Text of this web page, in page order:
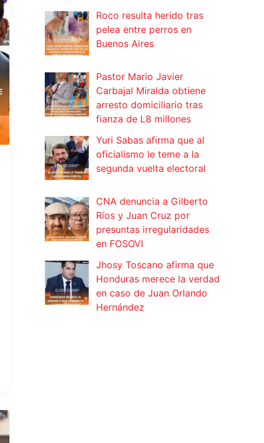
Roco resulta herido tras
pelea entre perros en
Buenos Aires
Pastor Mario Javier
Carbajal Miralda obtiene
arresto domiciliario tras
fianza de L8 millones
Yuri Sabas afirma que al
oficialismo le teme a la
segunda vuelta electoral
CNA denuncia a Gilberto
Ríos y Juan Cruz por
presuntas irregularidades
en FOSOVI
Jhosy Toscano afirma que
Honduras merece la verdad
en caso de Juan Orlando
Hernández